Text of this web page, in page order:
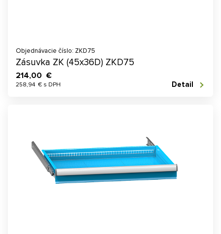
Objednávacie číslo: ZKD75
Zásuvka ZK (45x36D) ZKD75
214,00 €
258,94 € s DPH Detail